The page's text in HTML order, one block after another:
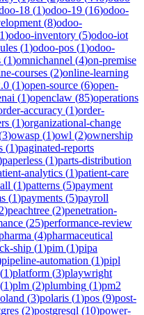
18 (1)odoo-19 (16)odoo-
(8)odoo-
1)odoo-inventory (5)odoo-iot
(1)odoo-pos (1)odoo-
(1)omnichannel (4)on-premise
courses (2)online-learning
(1)open-source (6)open-
(1)openclaw (85)operations
accuracy (1)order-
(1)organizational-change
3)owasp (1)owl (2)ownership
(1)paginated-reports
paperless (1)parts-distribution
analytics (1)patient-care
(1)patterns (5)payment
(1)payments (5)payroll
2)peachtree (2)penetration-
(25)performance-review
(4)pharmaceutical
ship (1)pim (1)pipa
pipeline-automation (1)pipl
(1)platform (3)playwright
(1)plm (2)plumbing (1)pm2
(3)polaris (1)pos (9)post-
(2)postgresql (10)power-